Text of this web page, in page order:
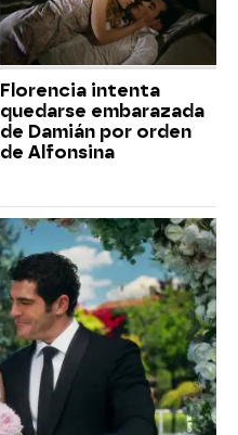
Florencia intenta
quedarse embarazada
de Damián por orden
de Alfonsina